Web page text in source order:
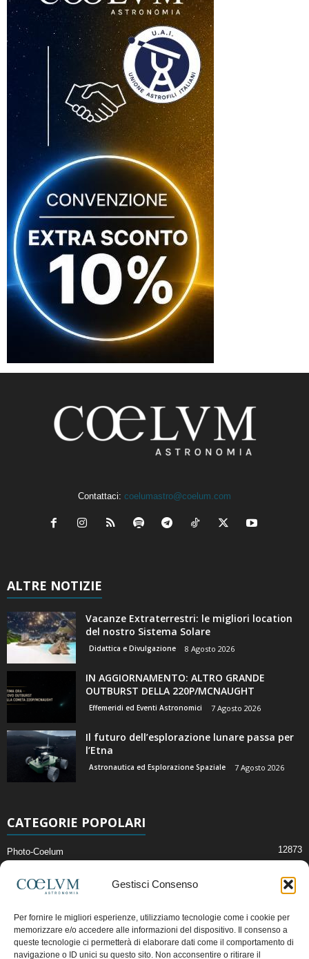
Gestisci Consenso
Per fornire le migliori esperienze, utilizziamo tecnologie come i cookie per
memorizzare e/o accedere alle informazioni del dispositivo. Il consenso a
queste tecnologie ci permetterà di elaborare dati come il comportamento di
navigazione o ID unici su questo sito. Non acconsentire o ritirare il
Contattaci: coelumastro@coelum.com
ALTRE NOTIZIE
Vacanze Extraterrestri: le migliori location
del nostro Sistema Solare
Didattica e Divulgazione 8 Agosto 2026
IN AGGIORNAMENTO: ALTRO GRANDE
OUTBURST DELLA 220P/MCNAUGHT
Effemeridi ed Eventi Astronomici 7 Agosto 2026
Il futuro dell’esplorazione lunare passa per
l’Etna
Astronautica ed Esplorazione Spaziale 7 Agosto 2026
CATEGORIE POPOLARI
Photo-Coelum 12873
News di Astronomia 2412
Cielo del Mese
Astronomia, Astrofisica e Cosmologia
Articoli e Risorse On-Line